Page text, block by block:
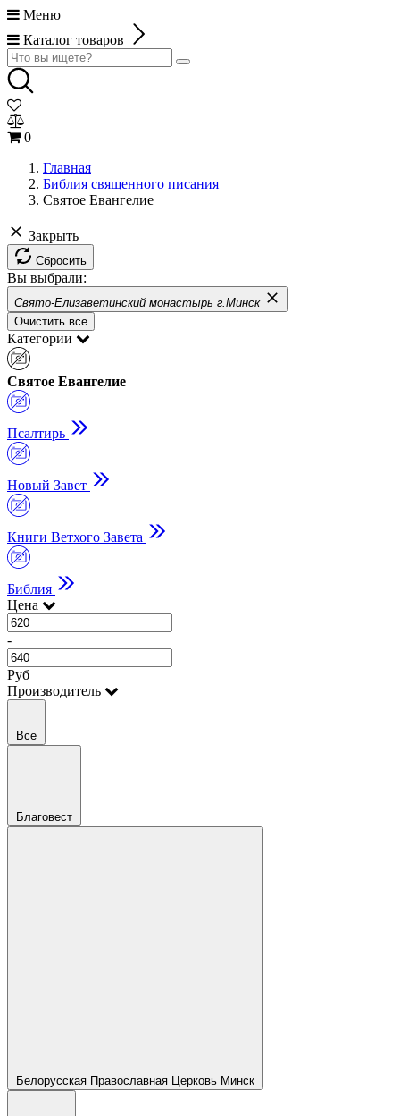
Меню
Каталог товаров
0
Главная
Библия священного писания
Святое Евангелие
Закрыть
Сбросить
Вы выбрали:
Свято-Елизаветинский монастырь г.Минск
Очистить все
Категории
Святое Евангелие
Псалтирь
Новый Завет
Книги Ветхого Завета
Библия
Цена
-
Руб
Производитель
Все
Благовест
Белорусская Православная Церковь Минск